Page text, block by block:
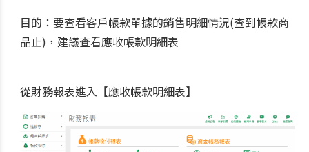
目的：要查看客戶帳款單據的銷售明細情況(查到帳款商
品止)，建議查看應收帳款明細表
從財務報表進入【應收帳款明細表】